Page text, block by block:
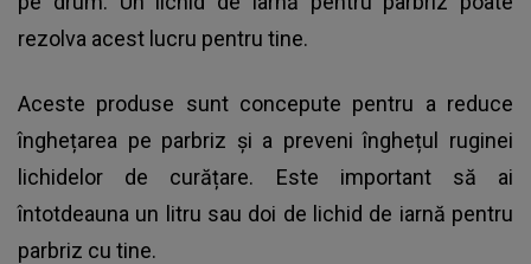
rezolva acest lucru pentru tine.
Aceste produse sunt concepute pentru a reduce
înghețarea pe parbriz și a preveni înghețul ruginei
lichidelor de curățare. Este important să ai
întotdeauna un litru sau doi de lichid de iarnă pentru
parbriz cu tine.